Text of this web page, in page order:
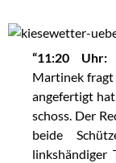
“11:20 Uhr:
Martinek fragt
angefertigt
schoss. Der
beide
linkshändiger